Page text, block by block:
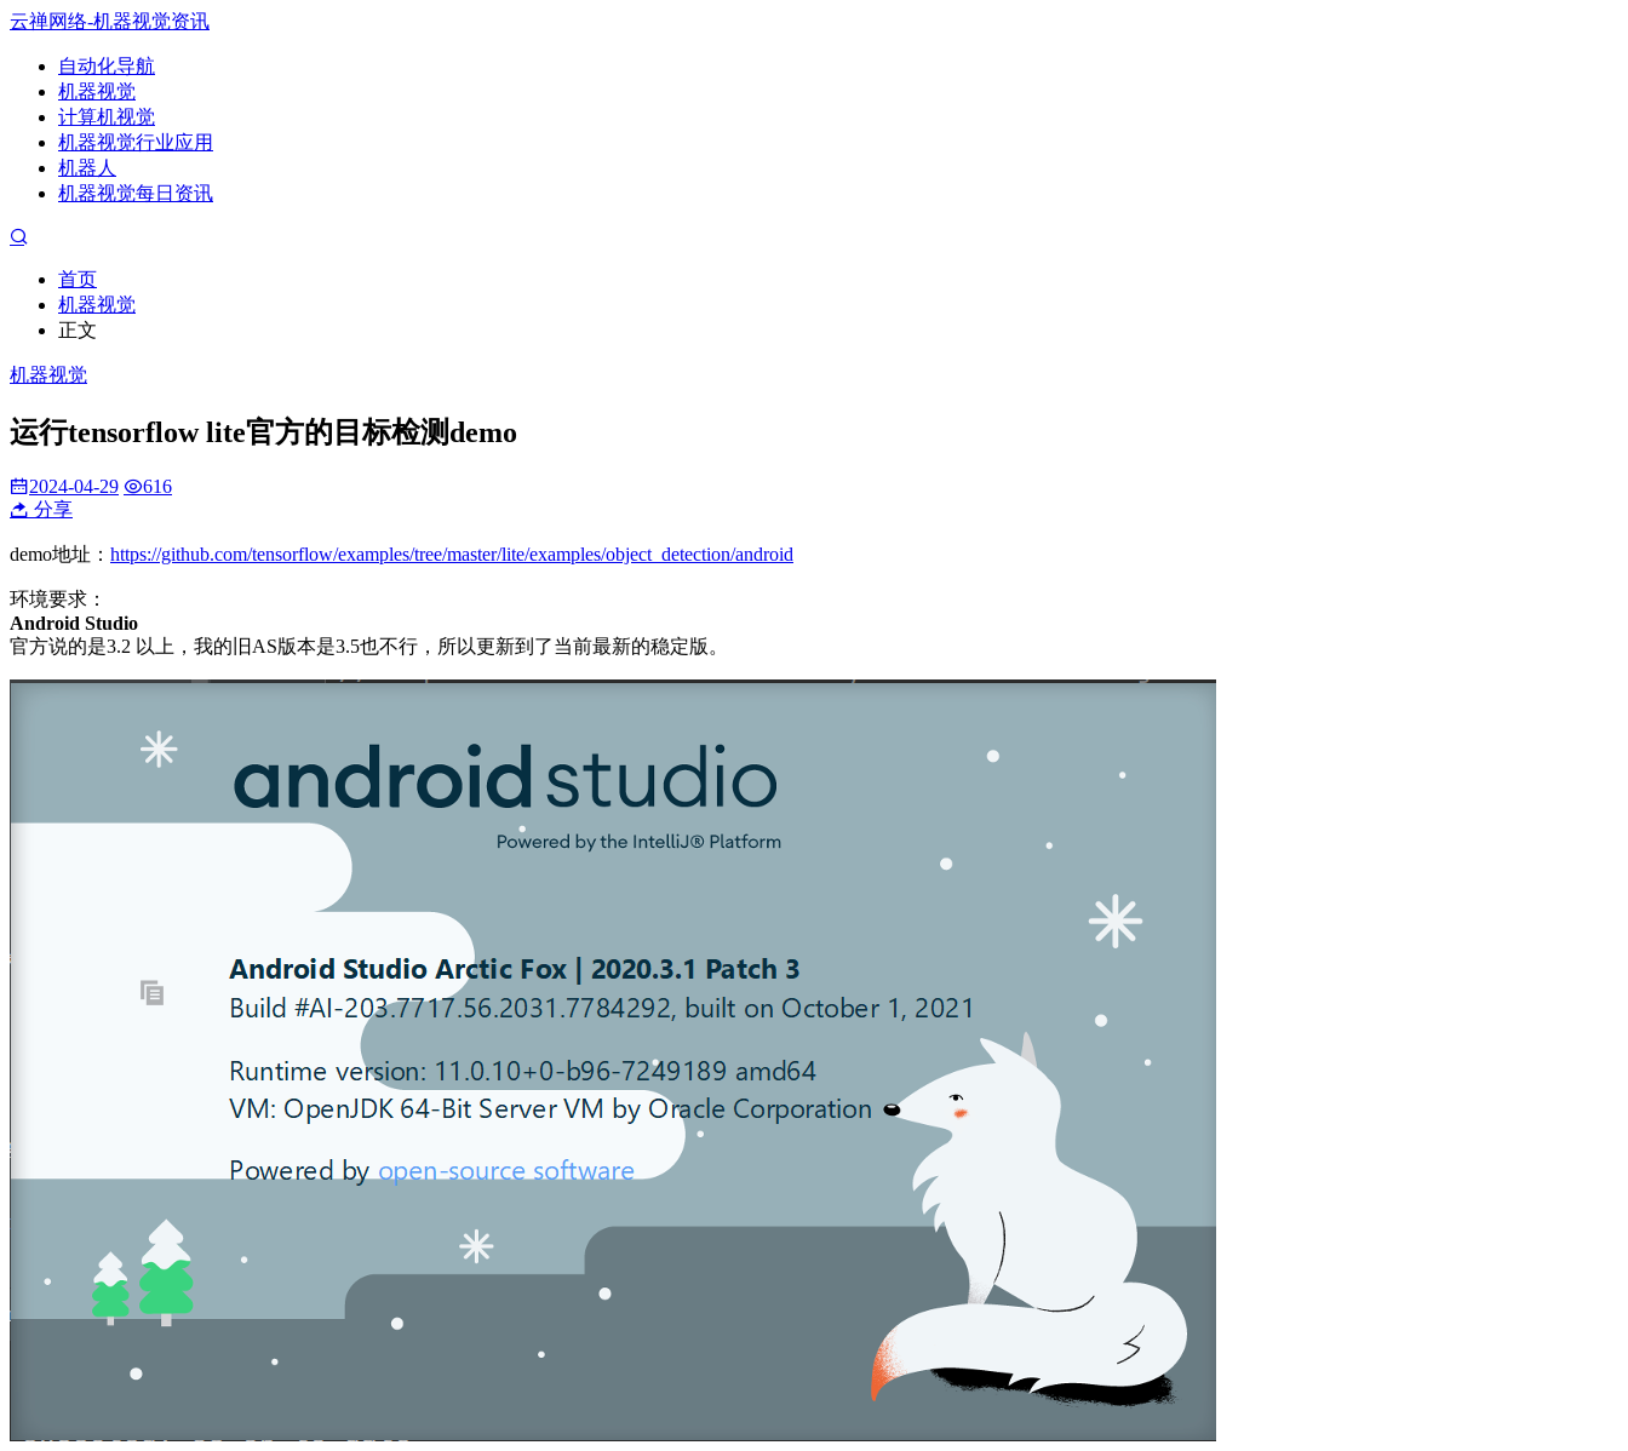
云禅网络-机器视觉资讯
自动化导航
机器视觉
计算机视觉
机器视觉行业应用
机器人
机器视觉每日资讯
首页
机器视觉
正文
机器视觉
运行tensorflow lite官方的目标检测demo
2024-04-29
616
分享
demo地址： https://github.com/tensorflow/examples/tree/master/lite/examples/object_detection/android
环境要求：
Android Studio
官方说的是3.2 以上，我的旧AS版本是3.5也不行，所以更新到了当前最新的稳定版。